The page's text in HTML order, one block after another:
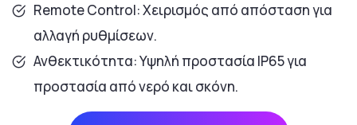
Remote Control: Χειρισμός από απόσταση για
αλλαγή ρυθμίσεων.
Ανθεκτικότητα: Υψηλή προστασία IP65 για
προστασία από νερό και σκόνη.